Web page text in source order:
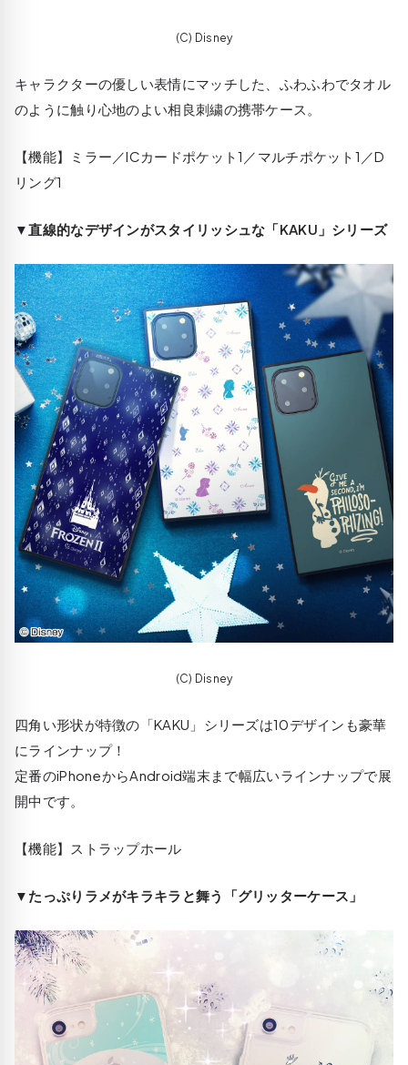
(C) Disney
キャラクターの優しい表情にマッチした、ふわふわでタオル
のように触り心地のよい相良刺繍の携帯ケース。
【機能】ミラー／ICカードポケット1／マルチポケット1／D
リング1
▼直線的なデザインがスタイリッシュな「KAKU」シリーズ
(C) Disney
四角い形状が特徴の「KAKU」シリーズは10デザインも豪華
にラインナップ！
定番のiPhoneからAndroid端末まで幅広いラインナップで展
開中です。
【機能】ストラップホール
▼たっぷりラメがキラキラと舞う「グリッターケース」